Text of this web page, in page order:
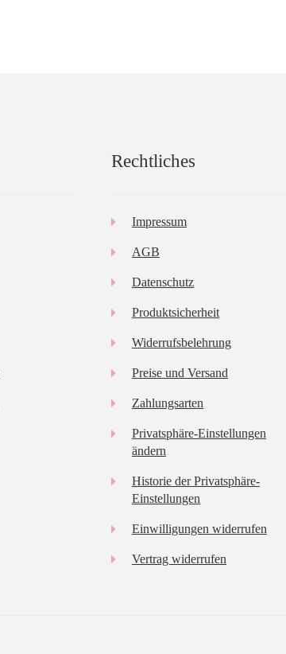
Rechtliches
Impressum
AGB
Datenschutz
Produktsicherheit
Widerrufsbelehrung
Preise und Versand
Zahlungsarten
Privatsphäre-Einstellungen
ändern
Historie der Privatsphäre-
Einstellungen
Einwilligungen widerrufen
Vertrag widerrufen